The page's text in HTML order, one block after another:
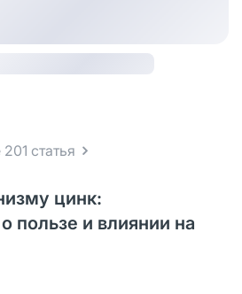
статья
цинк:
пользе и влиянии на